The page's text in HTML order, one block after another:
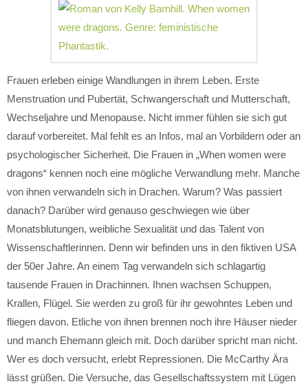
Frauen erleben einige Wandlungen in ihrem Leben. Erste
Menstruation und Pubertät, Schwangerschaft und Mutterschaft,
Wechseljahre und Menopause. Nicht immer fühlen sie sich gut
darauf vorbereitet. Mal fehlt es an Infos, mal an Vorbildern oder an
psychologischer Sicherheit. Die Frauen in „When women were
dragons“ kennen noch eine mögliche Verwandlung mehr. Manche
von ihnen verwandeln sich in Drachen. Warum? Was passiert
danach? Darüber wird genauso geschwiegen wie über
Monatsblutungen, weibliche Sexualität und das Talent von
Wissenschaftlerinnen. Denn wir befinden uns in den fiktiven USA
der 50er Jahre. An einem Tag verwandeln sich schlagartig
tausende Frauen in Drachinnen. Ihnen wachsen Schuppen,
Krallen, Flügel. Sie werden zu groß für ihr gewohntes Leben und
fliegen davon. Etliche von ihnen brennen noch ihre Häuser nieder
und manch Ehemann gleich mit. Doch darüber spricht man nicht.
Wer es doch versucht, erlebt Repressionen. Die McCarthy Ära
lässt grüßen. Die Versuche, das Gesellschaftssystem mit Lügen